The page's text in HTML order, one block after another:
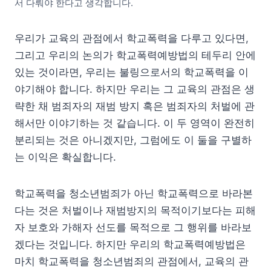
서 다뤄야 한다고 생각합니다.
우리가 교육의 관점에서 학교폭력을 다루고 있다면,
그리고 우리의 논의가 학교폭력예방법의 테두리 안에
있는 것이라면, 우리는 불링으로서의 학교폭력을 이
야기해야 합니다. 하지만 우리는 그 교육의 관점은 생
략한 채 범죄자의 재범 방지 혹은 범죄자의 처벌에 관
해서만 이야기하는 것 같습니다. 이 두 영역이 완전히
분리되는 것은 아니겠지만, 그럼에도 이 둘을 구별하
는 이익은 확실합니다.
학교폭력을 청소년범죄가 아닌 학교폭력으로 바라본
다는 것은 처벌이나 재범방지의 목적이기보다는 피해
자 보호와 가해자 선도를 목적으로 그 행위를 바라보
겠다는 것입니다. 하지만 우리의 학교폭력예방법은
마치 학교폭력을 청소년범죄의 관점에서, 교육의 관